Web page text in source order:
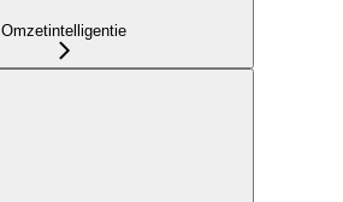
Omzetintelligentie